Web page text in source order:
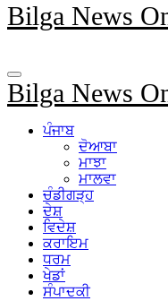
Bilga News
Bilga News
ਪੰਜਾਬ
ਦੋਆਬਾ
ਮਾਝਾ
ਮਾਲਵਾ
ਚੰਡੀਗੜ੍ਹ
ਦੇਸ਼
ਵਿਦੇਸ਼
ਕਰਾਇਮ
ਧਰਮ
ਖੇਡਾਂ
ਸੰਪਾਦਕੀ